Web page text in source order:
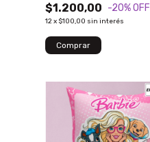
$1.200,00 -20% OFF
12x $100,00 sin interés